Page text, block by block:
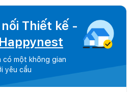
Thiết kế -
Happynest
có một không gian
yêu cầu